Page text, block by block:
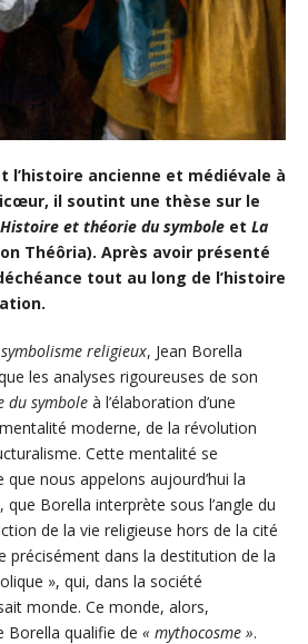
l’histoire ancienne et médiévale à
il soutint une thèse sur le
Histoire et théorie du symbole et La
Théôria). Après avoir présenté
tout au long de l’histoire
religieux, Jean Borella
les analyses rigoureuses de son
du symbole à l’élaboration d’une
moderne, de la révolution
Cette mentalité se
que nous appelons aujourd’hui la
que Borella interprète sous l’angle du
de la vie religieuse hors de la cité
précisément dans la destitution de la
», qui, dans la société
monde. Ce monde, alors,
Borella qualifie de « mythocosme ».